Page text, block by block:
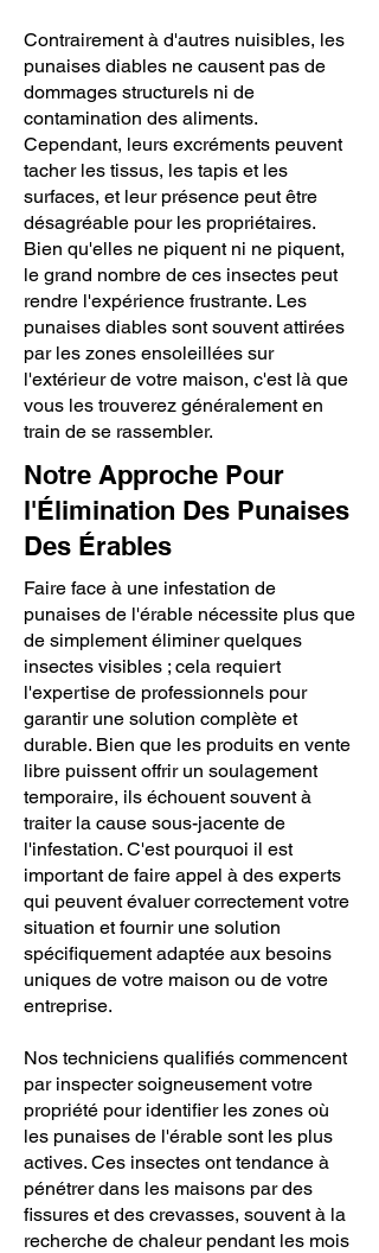
Contrairement à d'autres nuisibles, les
punaises diables ne causent pas de
dommages structurels ni de
contamination des aliments.
Cependant, leurs excréments peuvent
tacher les tissus, les tapis et les
surfaces, et leur présence peut être
désagréable pour les propriétaires.
Bien qu'elles ne piquent ni ne piquent,
le grand nombre de ces insectes peut
rendre l'expérience frustrante. Les
punaises diables sont souvent attirées
par les zones ensoleillées sur
l'extérieur de votre maison, c'est là que
vous les trouverez généralement en
train de se rassembler.
Notre Approche Pour
l'Élimination Des Punaises
Des Érables
Faire face à une infestation de
punaises de l'érable nécessite plus que
de simplement éliminer quelques
insectes visibles ; cela requiert
l'expertise de professionnels pour
garantir une solution complète et
durable. Bien que les produits en vente
libre puissent offrir un soulagement
temporaire, ils échouent souvent à
traiter la cause sous-jacente de
l'infestation. C'est pourquoi il est
important de faire appel à des experts
qui peuvent évaluer correctement votre
situation et fournir une solution
spécifiquement adaptée aux besoins
uniques de votre maison ou de votre
entreprise.
Nos techniciens qualifiés commencent
par inspecter soigneusement votre
propriété pour identifier les zones où
les punaises de l'érable sont les plus
actives. Ces insectes ont tendance à
pénétrer dans les maisons par des
fissures et des crevasses, souvent à la
recherche de chaleur pendant les mois